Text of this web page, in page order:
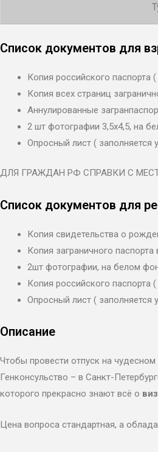
Список документов для
Копия российского паспорта
Копия всех страниц
Аннулированные
2 шт фотографии 3,5х4,5, на
Опросный лист ( заполняется
ДЛЯ ГРАЖДАН РФ СПРАВКИ С
Список документов для
Копия свидетельства о
Копия заграничного
2шт фотографии, на белом
Копия российского паспорта
Опросный лист ( заполняется
Описание
Чтобы провести отпуск на
Генконсульство – в Санкт-
которого прекрасно знают всё о
Цена вопроса стандартная, а